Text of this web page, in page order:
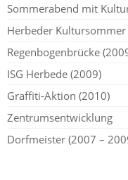
Sommerabend mit
Herbeder
Regenbogenbrücke
ISG Herbede (2009)
Graffiti-Aktion (2010)
Zentrumsentwicklung
Dorfmeister (2007 –